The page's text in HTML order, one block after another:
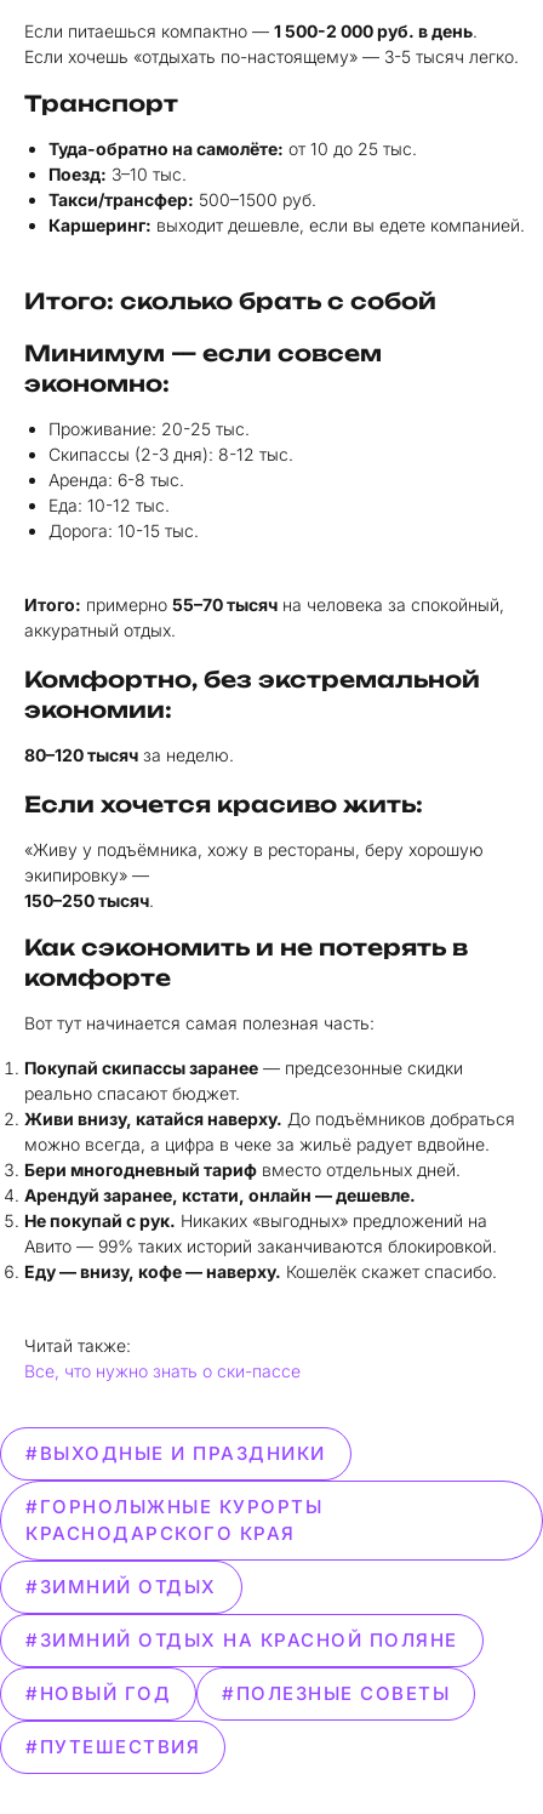
Если питаешься компактно — 1 500-2 000 руб. в день.
Если хочешь «отдыхать по-настоящему» — 3-5 тысяч легко.
Транспорт
Туда-обратно на самолёте: от 10 до 25 тыс.
Поезд: 3–10 тыс.
Такси/трансфер: 500–1500 руб.
Каршеринг: выходит дешевле, если вы едете компанией.
Итого: сколько брать с собой
Минимум — если совсем
экономно:
Проживание: 20-25 тыс.
Скипассы (2-3 дня): 8-12 тыс.
Аренда: 6-8 тыс.
Еда: 10-12 тыс.
Дорога: 10-15 тыс.
Итого: примерно 55–70 тысяч на человека за спокойный,
аккуратный отдых.
Комфортно, без экстремальной
экономии:
80–120 тысяч за неделю.
Если хочется красиво жить:
«Живу у подъёмника, хожу в рестораны, беру хорошую
экипировку» —
150–250 тысяч.
Как сэкономить и не потерять в
комфорте
Вот тут начинается самая полезная часть:
Покупай скипассы заранее — предсезонные скидки
реально спасают бюджет.
Живи внизу, катайся наверху. До подъёмников добраться
можно всегда, а цифра в чеке за жильё радует вдвойне.
Бери многодневный тариф вместо отдельных дней.
Арендуй заранее, кстати, онлайн — дешевле.
Не покупай с рук. Никаких «выгодных» предложений на
Авито — 99% таких историй заканчиваются блокировкой.
Еду — внизу, кофе — наверху. Кошелёк скажет спасибо.
Читай также:
Все, что нужно знать о ски-пассе
#ВЫХОДНЫЕ И ПРАЗДНИКИ
#ГОРНОЛЫЖНЫЕ КУРОРТЫ
КРАСНОДАРСКОГО КРАЯ
#ЗИМНИЙ ОТДЫХ
#ЗИМНИЙ ОТДЫХ НА КРАСНОЙ ПОЛЯНЕ
#НОВЫЙ ГОД #ПОЛЕЗНЫЕ СОВЕТЫ
#ПУТЕШЕСТВИЯ